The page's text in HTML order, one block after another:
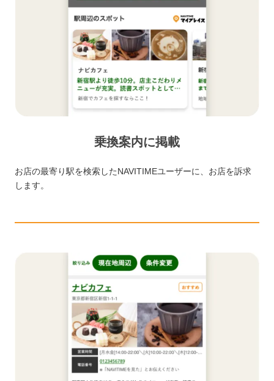
乗換案内に掲載
お店の最寄り駅を検索したNAVITIMEユーザーに、お店を訴求
します。